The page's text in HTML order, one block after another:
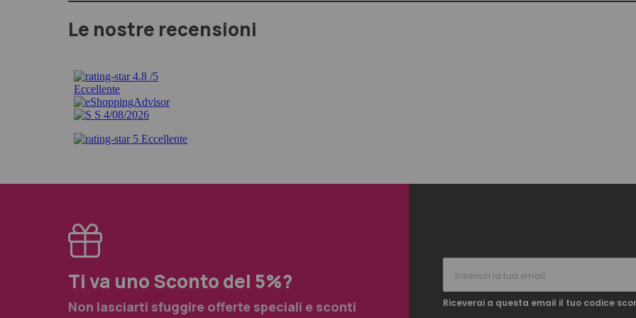
Le nostre recensioni
Ti va uno Sconto del 5%?
Non lasciarti sfuggire offerte speciali e sconti
Riceverai a questa email il tuo codice